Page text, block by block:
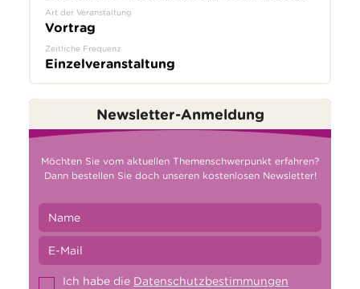
Art der Veranstaltung
Vortrag
Zeitliche Frequenz
Einzelveranstaltung
Newsletter-Anmeldung
Möchten Sie vom aktuellen Themenschwerpunkt erfahren?
Dann bestellen Sie doch unseren kostenlosen Newsletter!
Ich habe die Datenschutzbestimmungen